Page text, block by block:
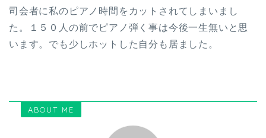
司会者に私のピアノ時間をカットされてしまいまし
た。１５０人の前でピアノ弾く事は今後一生無いと思
います。でも少しホットした自分も居ました。
ABOUT ME